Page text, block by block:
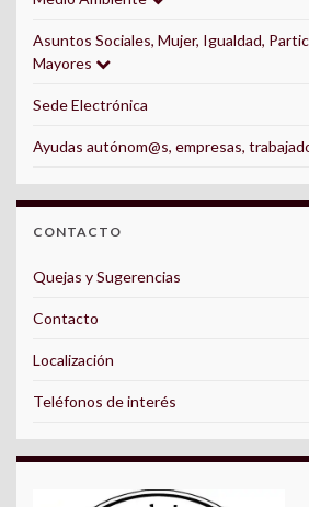
Asuntos Sociales, Mujer, Igualdad,
Mayores
Sede Electrónica
Ayudas autónom@s, empresas,
CONTACTO
Quejas y Sugerencias
Contacto
Localización
Teléfonos de interés